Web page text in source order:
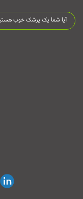
آیا شما یک پزشک خوب